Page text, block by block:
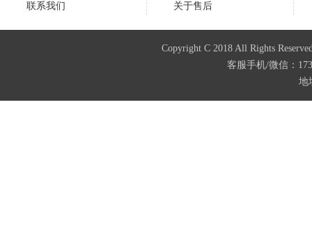
联系我们
关于售后
Copyright C 2018 All Rights
客服手机/微信：
地